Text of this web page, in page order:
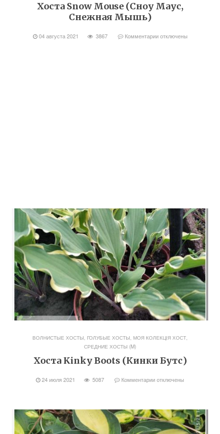
Хоста Snow Mouse (Сноу Маус,
Снежная Мышь)
04 августа 2021 3867 Комментарииотключены
ВОЛНИСТЫЕ ХОСТЫ, ГОЛУБЫЕ ХОСТЫ, МОЯ КОЛЕКЦІЯ ХОСТ,
СРЕДНИЕ ХОСТЫ (M)
Хоста Kinky Boots (Кинки Бутс)
24 июля 2021 5087 Комментарииотключены